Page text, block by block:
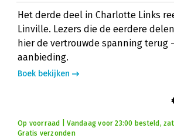
Het derde deel in Charlotte Links
Linville. Lezers die de eerdere
hier de vertrouwde spanning terug
aanbieding.
Boek bekijken
Op voorraad | Vandaag voor 23:00 besteld,
Gratis verzonden